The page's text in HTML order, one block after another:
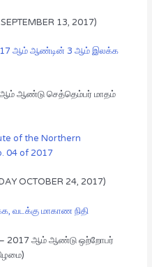
13, 2017)
ஆம் ஆண்டின் 3 ஆம் இலக்க
ஆண்டு செத்தெம்பர் மாதம்
of the Northern
04 of 2017
OCTOBER 24, 2017)
மாகாண நிதி
2017 ஆம் ஆண்டு ஒற்றோபர்